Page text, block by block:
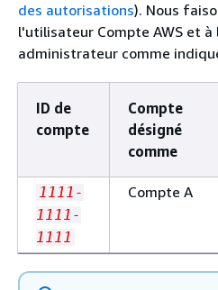
des autorisations). Nous
l'utilisateur Compte AWS et
administrateur comme
ID de
compte
Compte
désigné
comme
1111-
1111-
1111
Compte A